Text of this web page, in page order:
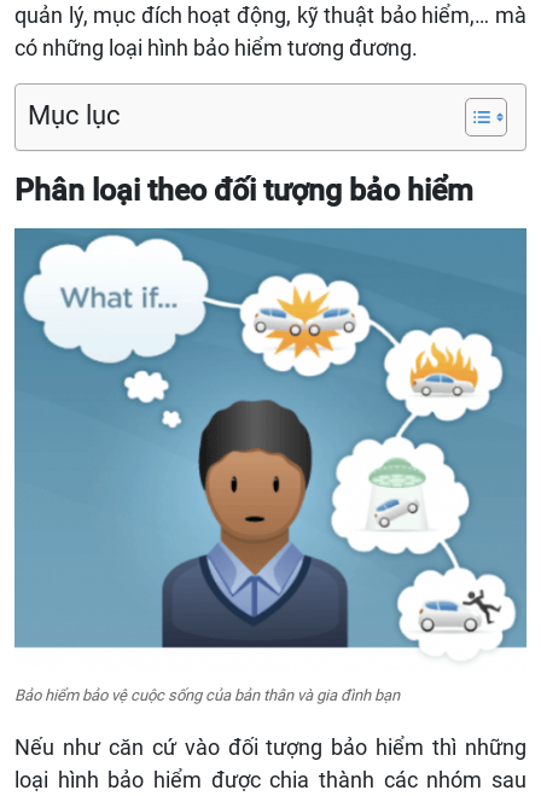
quản lý, mục đích hoạt động, kỹ thuật bảo hiểm,… mà
có những loại hình bảo hiểm tương đương.
Mục lục
Phân loại theo đối tượng bảo hiểm
Bảo hiểm bảo vệ cuộc sống của bản thân và gia đình bạn
Nếu như căn cứ vào đối tượng bảo hiểm thì những
loại hình bảo hiểm được chia thành các nhóm sau